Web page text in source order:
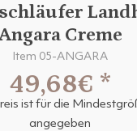
Creme
Item 05-ANGARA
49,68€ *
ist für die
angegeben